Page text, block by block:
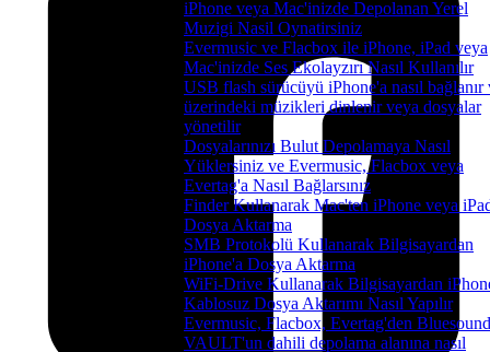
iPhone veya Mac'inizde Depolanan Yerel
Muzigi Nasil Oynatirsiniz
Evermusic ve Flacbox ile iPhone, iPad veya
Mac'inizde Ses Ekolayzırı Nasıl Kullanılır
USB flash sürücüyü iPhone'a nasıl bağlanır
üzerindeki müzikleri dinlenir veya dosyalar
yönetilir
Dosyalarınızı Bulut Depolamaya Nasıl
Yüklersiniz ve Evermusic, Flacbox veya
Evertag'a Nasıl Bağlarsınız
Finder Kullanarak Mac'ten iPhone veya
Dosya Aktarma
SMB Protokolü Kullanarak Bilgisayardan
iPhone'a Dosya Aktarma
WiFi-Drive Kullanarak Bilgisayardan
Kablosuz Dosya Aktarımı Nasıl Yapılır
Evermusic, Flacbox, Evertag'den Bluesound
VAULT'un dahili depolama alanına nasıl